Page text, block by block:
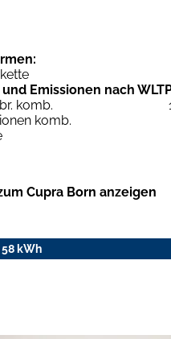
Emissionen nach
komb.
komb.
Cupra Born anzeigen
kWh